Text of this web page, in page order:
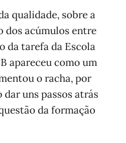
qualidade, sobre a
dos acúmulos entre
da tarefa da Escola
apareceu como um
o racha, por
uns passos atrás
da formação